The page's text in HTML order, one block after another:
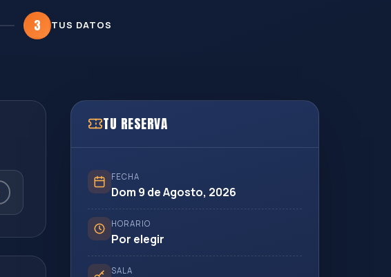
3 TUS DATOS
TU RESERVA
FECHA
Dom 9 de Agosto, 2026
HORARIO
Por elegir
SALA